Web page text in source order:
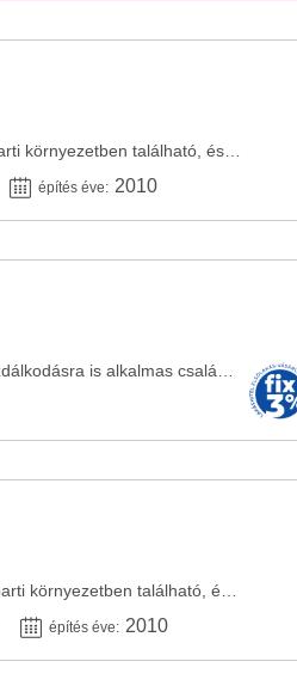
építés éve: 2010
építés éve: 2010